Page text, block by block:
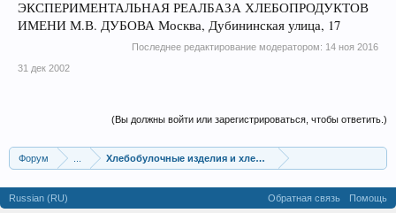
ЭКСПЕРИМЕНТАЛЬНАЯ РЕАЛБАЗА ХЛЕБОПРОДУКТОВ
ИМЕНИ М.В. ДУБОВА Москва, Дубининская улица, 17
Последнее редактирование модератором: 14 ноя 2016
31 дек 2002
(Вы должны войти или зарегистрироваться, чтобы ответить.)
Форум Хлебобулочные изделия и хлеб оптом
Russian (RU) Обратная связь
Помощь